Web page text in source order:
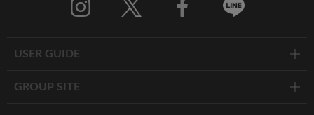
USER GUIDE
GROUP SITE